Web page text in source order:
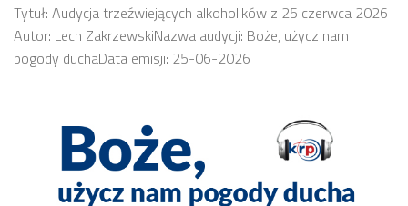
Tytuł: Audycja trzeźwiejących alkoholików z 25 czerwca 2026
Autor: Lech ZakrzewskiNazwa audycji: Boże, użycz nam
pogody duchaData emisji: 25-06-2026